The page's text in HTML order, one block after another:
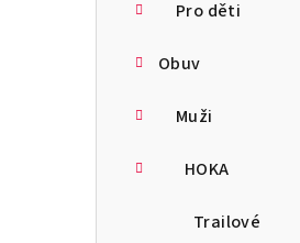
Pro děti
Obuv
Muži
HOKA
Trailové